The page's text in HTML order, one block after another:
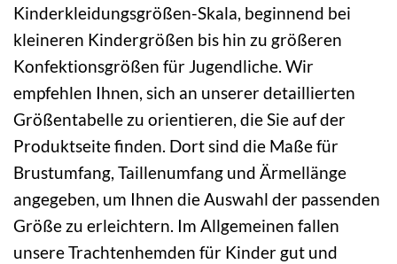
Kinderkleidungsgrößen-Skala, beginnend bei
kleineren Kindergrößen bis hin zu größeren
Konfektionsgrößen für Jugendliche. Wir
empfehlen Ihnen, sich an unserer detaillierten
Größentabelle zu orientieren, die Sie auf der
Produktseite finden. Dort sind die Maße für
Brustumfang, Taillenumfang und Ärmellänge
angegeben, um Ihnen die Auswahl der passenden
Größe zu erleichtern. Im Allgemeinen fallen
unsere Trachtenhemden für Kinder gut und